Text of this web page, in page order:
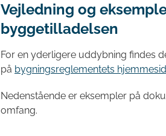
Vejledning og
byggetilladelsen
For en yderligere uddybning findes
på bygningsreglementets
Nedenstående er eksempler på
omfang.